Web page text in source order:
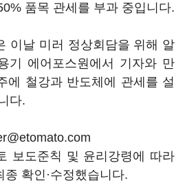
품목 관세를 부과 중입니다.
이날 미러 정상회담을 위해 알
기 에어포스원에서 기자와 만
에 철강과 반도체에 관세를 설
다.
보도준칙 및 윤리강령에 따라
확인·수정했습니다.